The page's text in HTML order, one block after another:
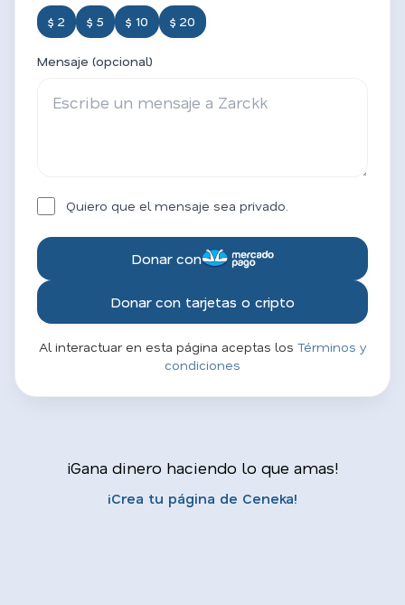
$ 2 $ 5 $ 10 $ 20
Mensaje (opcional)
Quiero que el mensaje sea privado.
Donar con
Donar con tarjetas o cripto
Al interactuar en esta página aceptas los Términos y
condiciones
¡Gana dinero haciendo lo que amas!
¡Crea tu página de Ceneka!